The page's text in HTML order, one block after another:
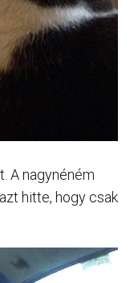
A nagynéném
hitte, hogy csak